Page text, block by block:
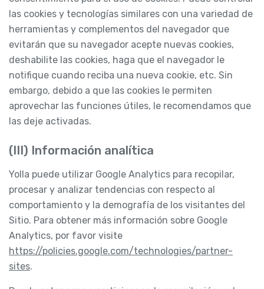
las cookies y tecnologías similares con una variedad de
herramientas y complementos del navegador que
evitarán que su navegador acepte nuevas cookies,
deshabilite las cookies, haga que el navegador le
notifique cuando reciba una nueva cookie, etc. Sin
embargo, debido a que las cookies le permiten
aprovechar las funciones útiles, le recomendamos que
las deje activadas.
(III) Información analítica
Yolla puede utilizar Google Analytics para recopilar,
procesar y analizar tendencias con respecto al
comportamiento y la demografía de los visitantes del
Sitio. Para obtener más información sobre Google
Analytics, por favor visite
https://policies.google.com/technologies/partner-
sites.